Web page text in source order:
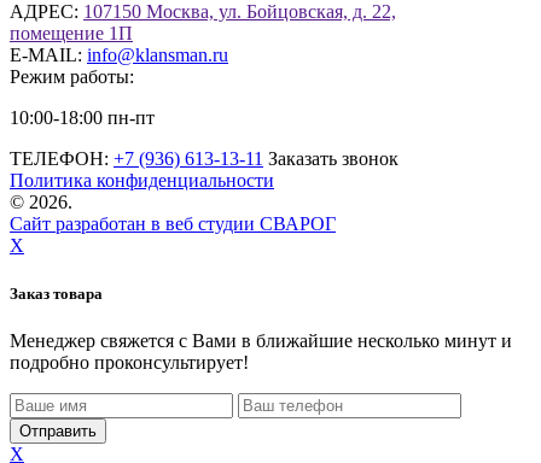
АДРЕС: 107150 Москва, ул. Бойцовская, д. 22,
помещение 1П
E-MAIL: info@klansman.ru
Режим работы:
10:00-18:00 пн-пт
ТЕЛЕФОН: +7 (936) 613-13-11 Заказать звонок
Политика конфиденциальности
© 2026.
Сайт разработан в веб студии СВАРОГ
X
Заказ товара
Менеджер свяжется с Вами в ближайшие несколько минут и
подробно проконсультирует!
X